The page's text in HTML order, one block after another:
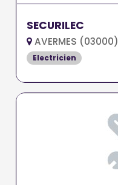
SECURILEC
AVERMES (03000)
Electricien